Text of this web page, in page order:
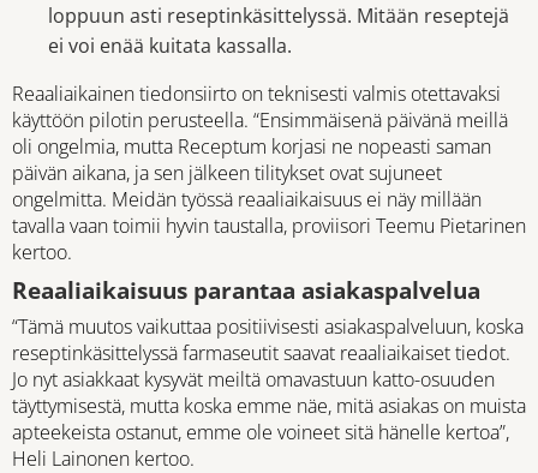
loppuun asti reseptinkäsittelyssä. Mitään reseptejä
ei voi enää kuitata kassalla.
Reaaliaikainen tiedonsiirto on teknisesti valmis otettavaksi
käyttöön pilotin perusteella. “Ensimmäisenä päivänä meillä
oli ongelmia, mutta Receptum korjasi ne nopeasti saman
päivän aikana, ja sen jälkeen tilitykset ovat sujuneet
ongelmitta. Meidän työssä reaaliaikaisuus ei näy millään
tavalla vaan toimii hyvin taustalla, proviisori Teemu Pietarinen
kertoo.
Reaaliaikaisuus parantaa asiakaspalvelua
“Tämä muutos vaikuttaa positiivisesti asiakaspalveluun, koska
reseptinkäsittelyssä farmaseutit saavat reaaliaikaiset tiedot.
Jo nyt asiakkaat kysyvät meiltä omavastuun katto-osuuden
täyttymisestä, mutta koska emme näe, mitä asiakas on muista
apteekeista ostanut, emme ole voineet sitä hänelle kertoa”,
Heli Lainonen kertoo.